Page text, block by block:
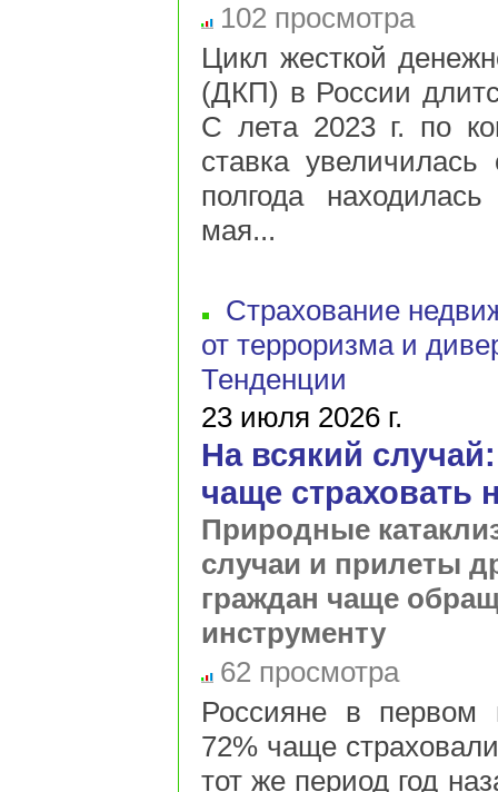
102 просмотра
Цикл жесткой
(ДКП) в России
С лета 2023 г. по
ставка
полгода
мая...
Страхование
от терроризма и
Тенденции
23 июля 2026 г.
На всякий
чаще страховать
Природные
случаи и прилеты
граждан чаще
инструменту
62 просмотра
Россияне в первом
72% чаще
тот же период год